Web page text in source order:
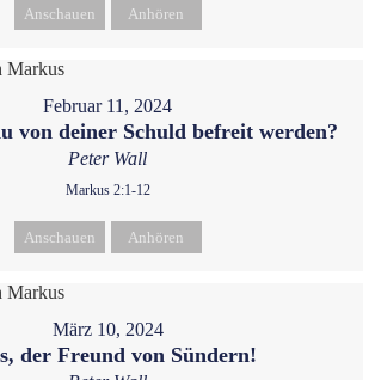
Anschauen Anhören
Februar 11, 2024
von deiner Schuld befreit werden?
Peter Wall
Markus 2:1-12
Anschauen Anhören
März 10, 2024
der Freund von Sündern!